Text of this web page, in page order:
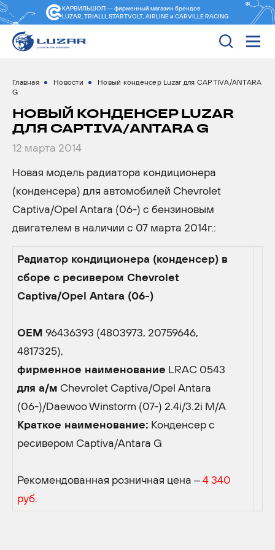
КАРВИЛЬШОП — фирменный магазин брендов
LUZAR, TRIALLI, STARTVOLT, AIRLINE и CARVILLE RACING
Главная Новости
Новый конденсер Luzar для CAPTIVA/ANTARA
G
НОВЫЙ КОНДЕНСЕР LUZAR
ДЛЯ CAPTIVA/ANTARA G
12 марта 2014
Новая модель радиатора кондиционера
(конденсера) для автомобилей Chevrolet
Captiva/Opel Antara (06-) с бензиновым
двигателем в наличии с 07 марта 2014г.:
Радиатор кондиционера (конденсер) в
сборе с ресивером Chevrolet
Captiva/Opel Antara (06-)
OEM 96436393 (4803973, 20759646,
4817325),
фирменное наименование LRAC 0543
для а/м Chevrolet Captiva/Opel Antara
(06-)/Daewoo Winstorm (07-) 2.4i/3.2i M/A
Краткое наименование: Конденсер с
ресивером Captiva/Antara G
Рекомендованная розничная цена –4 340
руб.